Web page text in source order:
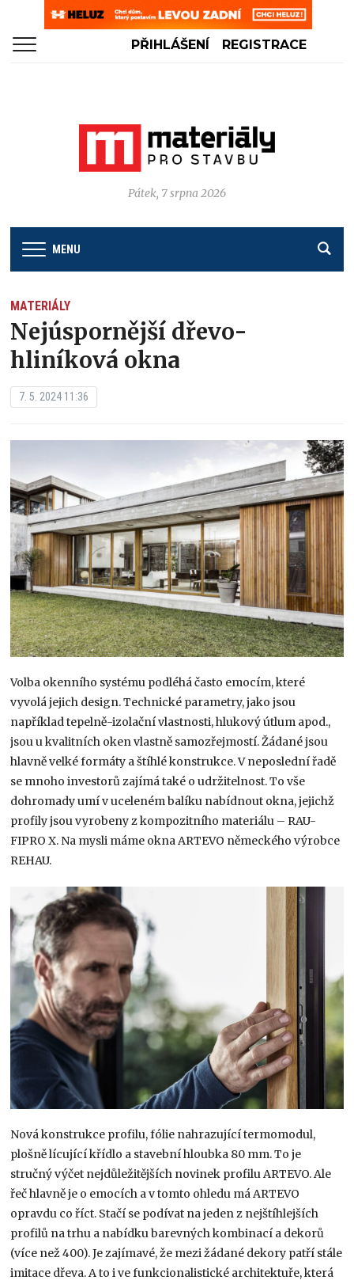
PŘIHLÁŠENÍ REGISTRACE
Pátek, 7 srpna 2026
MENU
MATERIÁLY
Nejúspornější dřevo-
hliníková okna
7. 5. 2024 11:36
Volba okenního systému podléhá často emocím, které
vyvolá jejich design. Technické parametry, jako jsou
například tepelně-izolační vlastnosti, hlukový útlum apod.,
jsou u kvalitních oken vlastně samozřejmostí. Žádané jsou
hlavně velké formáty a štíhlé konstrukce. V neposlední řadě
se mnoho investorů zajímá také o udržitelnost. To vše
dohromady umí v uceleném balíku nabídnout okna, jejichž
profily jsou vyrobeny z kompozitního materiálu – RAU-
FIPRO X. Na mysli máme okna ARTEVO německého výrobce
REHAU.
Nová konstrukce profilu, fólie nahrazující termomodul,
plošně lícující křídlo a stavební hloubka 80 mm. To je
stručný výčet nejdůležitějších novinek profilu ARTEVO. Ale
řeč hlavně je o emocích a v tomto ohledu má ARTEVO
opravdu co říct. Stačí se podívat na jeden z nejštíhlejších
profilů na trhu a nabídku barevných kombinací a dekorů
(více než 400). Je zajímavé, že mezi žádané dekory patří stále
imitace dřeva. A to i ve funkcionalistické architektuře, která